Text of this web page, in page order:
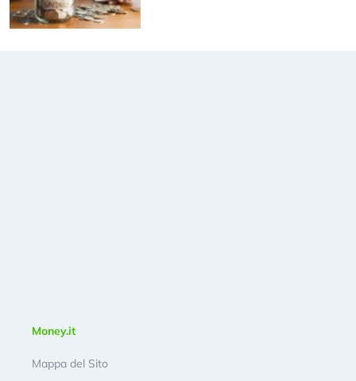
Money.it
Mappa del Sito